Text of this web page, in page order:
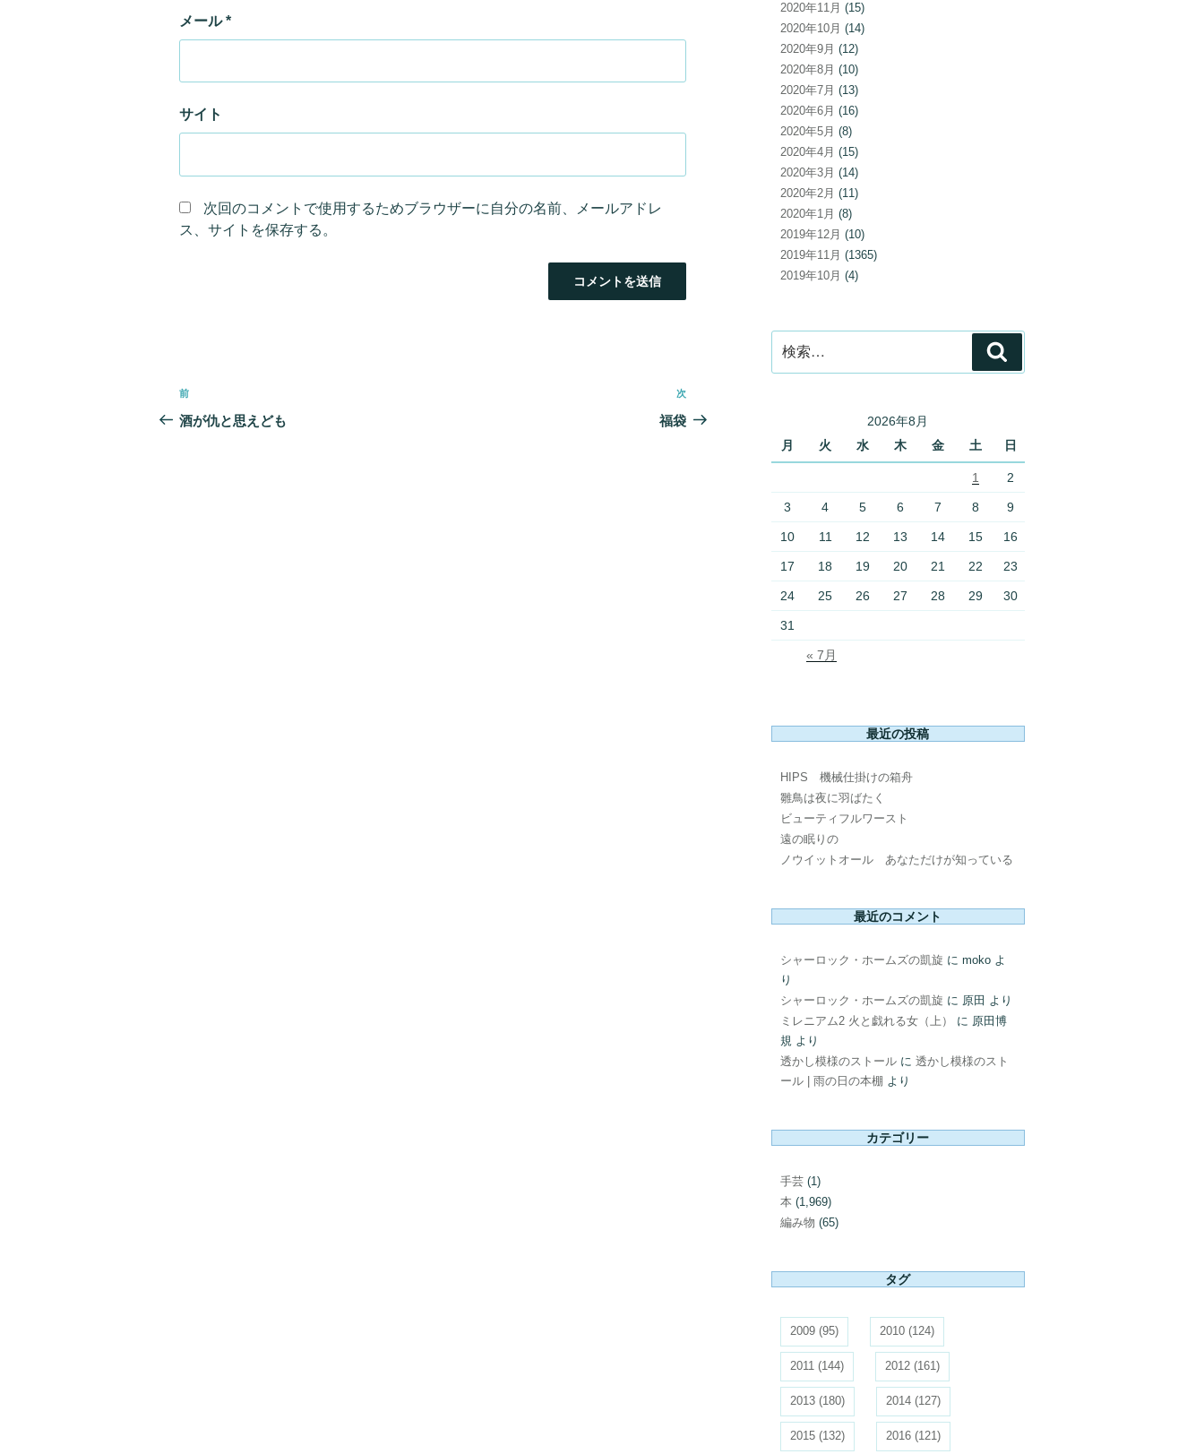
メール*
サイト
次回のコメントで使用するためブラウザーに自分の名前、メールアドレ
ス、サイトを保存する。
稿
ナ
前
の
前
酒が仇と思えども
次
の
次
福袋
2020年11月 (15)
2020年10月 (14)
2020年9月 (12)
2020年8月 (10)
2020年7月 (13)
2020年6月 (16)
2020年5月 (8)
2020年4月 (15)
2020年3月 (14)
2020年2月 (11)
2020年1月 (8)
2019年12月 (10)
2019年11月 (1365)
2019年10月 (4)
索:
索
2026年8月
月
火 水 木 金 土 日
1 2
3 4 5 6 7 8 9
10 11 12 13 14 15 16
17 18 19 20 21 22 23
24 25 26 27 28 29 30
31
« 7月
最近の投稿
HIPS 機械仕掛けの箱舟
雛鳥は夜に羽ばたく
ビューティフルワースト
遠の眠りの
ノウイットオール あなただけが知っている
最近のコメント
シャーロック・ホームズの凱旋 に mokoよ
り
シャーロック・ホームズの凱旋 に 原田 より
ミレニアム2 火と戯れる女（上）
に 原田博
規より
透かし模様のストールに 透かし模様のスト
ール | 雨の日の本棚 より
カテゴリー
手芸(1)
本 (1,969)
編み物 (65)
タグ
2009(95) 2010(124)
2011(144) 2012(161)
2013(180) 2014(127)
2015(132) 2016(121)